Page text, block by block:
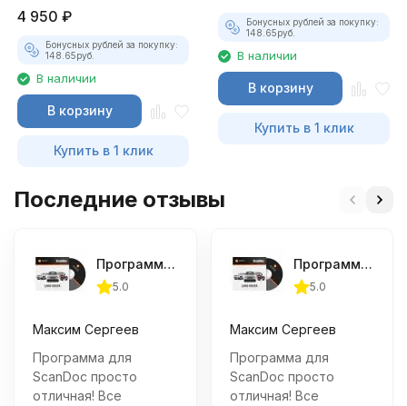
4 950 ₽
Бонусных рублей за покупку:
148.65руб.
В наличии
В корзину
Купить в 1 клик
Бонусных рублей за покупку:
148.65руб.
В наличии
В корзину
Купить в 1 клик
Последние отзывы
Программа для сканера Скандок - LAND ROVER / JAGUAR
5.0
Максим Сергеев
Программа для
ScanDoc просто
отличная! Все
Программа для сканера Скандок - LAND ROVER / JAGUAR
5.0
Максим Сергеев
Программа для
ScanDoc просто
отличная! Все